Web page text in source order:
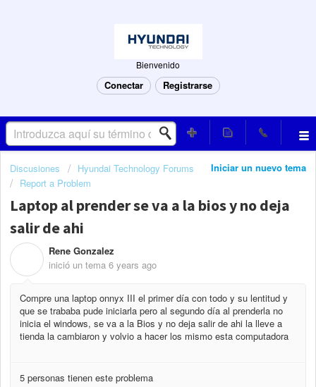
Bienvenido
Conectar Registrarse
Iniciar un nuevo tema
Discusiones
Hyundai Technology Forums
Report a Problem
Laptop al prender se va a la bios y no deja
salir de ahi
Rene Gonzalez
inició un tema 6 years ago
Compre una laptop onnyx III el primer día con todo y su lentitud y
que se trababa pude iniciarla pero al segundo día al prenderla no
inicia el windows, se va a la Bios y no deja salir de ahi la lleve a
tienda la cambiaron y volvio a hacer los mismo esta computadora
5 personas tienen este problema